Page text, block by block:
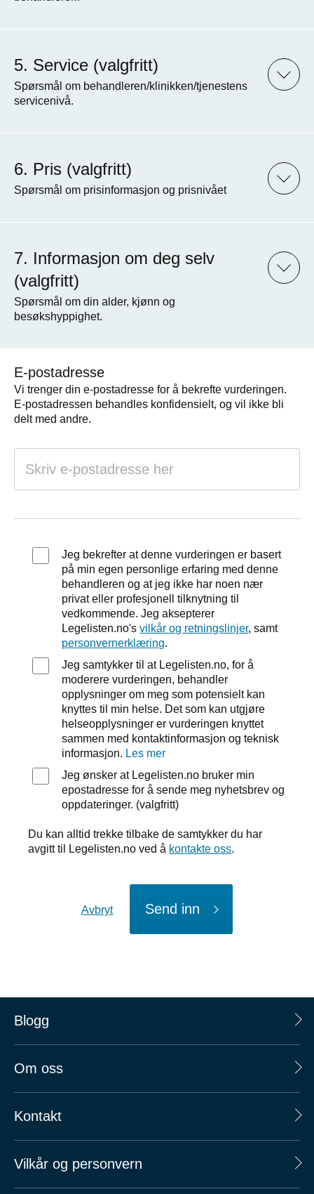
Service (valgfritt)
Spørsmål om behandleren/klinikken/tjenestens
servicenivå.
Pris (valgfritt)
Spørsmål om prisinformasjon og prisnivået
Informasjon om deg selv
(valgfritt)
Spørsmål om din alder, kjønn og
besøkshyppighet.
E-postadresse
Vi trenger din e-postadresse for å bekrefte vurderingen.
E-postadressen behandles konfidensielt, og vil ikke bli
delt med andre.
Jeg bekrefter at denne vurderingen er basert
på min egen personlige erfaring med denne
behandleren og at jeg ikke har noen nær
privat eller profesjonell tilknytning til
vedkommende. Jeg aksepterer
Legelisten.no'svilkår og retningslinjer, samt
personvernerklæring.
Jeg samtykker til at Legelisten.no, for å
moderere vurderingen, behandler
opplysninger om meg som potensielt kan
knyttes til min helse. Det som kan utgjøre
helseopplysninger er vurderingen knyttet
sammen med kontaktinformasjon og teknisk
informasjon. Les mer
Jeg ønsker at Legelisten.no bruker min
epostadresse for å sende meg nyhetsbrev og
oppdateringer. (valgfritt)
Du kan alltid trekke tilbake de samtykker du har
avgitt til Legelisten.no ved å kontakte oss.
Avbryt Send inn
Blogg
Om oss
Kontakt
Vilkår og personvern